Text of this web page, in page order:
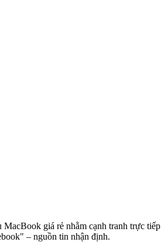
giá rẻ nhằm cạnh tranh trực tiếp
– nguồn tin nhận định.